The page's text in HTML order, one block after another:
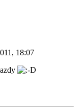
18:07